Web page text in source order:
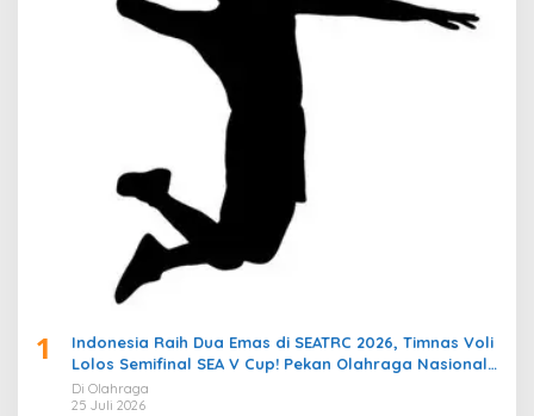
1
Indonesia Raih Dua Emas di SEATRC 2026, Timnas Voli
Lolos Semifinal SEA V Cup! Pekan Olahraga Nasional
Bergemuruh
Di Olahraga
25 Juli 2026